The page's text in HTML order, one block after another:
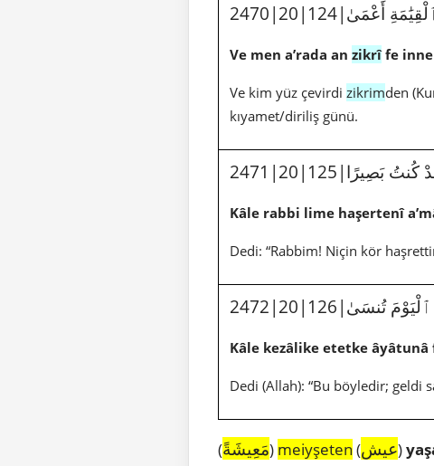
أَعْمَىٰ
Ve men a’rada an zikrîfe
Ve kim yüz çevirdi zikrimden
kıyamet/diriliş günü.
كُنتُ بَصِيرًا
Kâle rabbi lime haşertenî
Dedi: “Rabbim! Niçin kör
ٱلْيَوْمَ تُنسَىٰ
Kâle kezâlike etetke
Dedi (Allah): “Bu böyledir;
(مَعِيشَةً) meiyşeten (عيش)